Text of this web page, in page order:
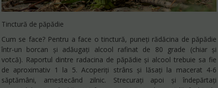
Tinctură de păpădie
Cum se face? Pentru a face o tinctură, puneți rădăcina de păpădie
într-un borcan și adăugați alcool rafinat de 80 grade (chiar și
votcă). Raportul dintre radacina de păpădie și alcool trebuie sa fie
de aproximativ 1 la 5. Acoperiți strâns și lăsați la macerat 4-6
săptămâni, amestecând zilnic. Strecurați apoi și îndepărtați